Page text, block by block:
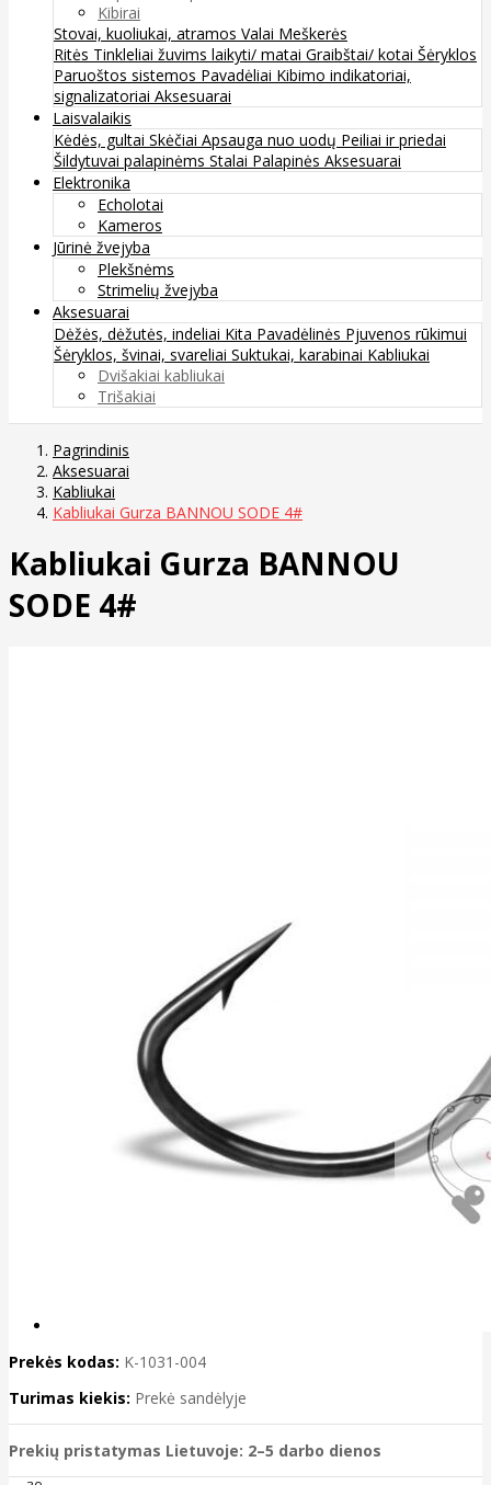
Kibirai
Stovai, kuoliukai, atramos Valai Meškerės
Ritės Tinkleliai žuvims laikyti/ matai Graibštai/ kotai Šėryklos
Paruoštos sistemos Pavadėliai Kibimo indikatoriai,
signalizatoriai Aksesuarai
Laisvalaikis
Kėdės, gultai Skėčiai Apsauga nuo uodų Peiliai ir priedai
Šildytuvai palapinėms Stalai Palapinės Aksesuarai
Elektronika
Echolotai
Kameros
Jūrinė žvejyba
Plekšnėms
Strimelių žvejyba
Aksesuarai
Dėžės, dėžutės, indeliai Kita Pavadėlinės Pjuvenos rūkimui
Šėryklos, švinai, svareliai Suktukai, karabinai Kabliukai
Dvišakiai kabliukai
Trišakiai
Pagrindinis
Aksesuarai
Kabliukai
Kabliukai Gurza BANNOU SODE 4#
Kabliukai Gurza BANNOU
SODE 4#
Prekės kodas: K-1031-004
Turimas kiekis: Prekė sandėlyje
Prekių pristatymas Lietuvoje: 2–5 darbo dienos